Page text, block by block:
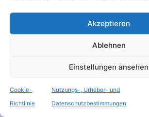
Akzeptieren
Ablehnen
Einstellungen ansehen
Cookie-
Richtlinie
Nutzungs-, Urheber- und
Datenschutzbestimmungen
mit der Nabe des Rades verbunden
ist. Durch das auf den Rädern
ruhende Gewicht passen sich die
Untergrund an, so dass sich deren
Aufstandsfläche deutlich vergrößert,
prinzipiell ähnlich wie bei einem